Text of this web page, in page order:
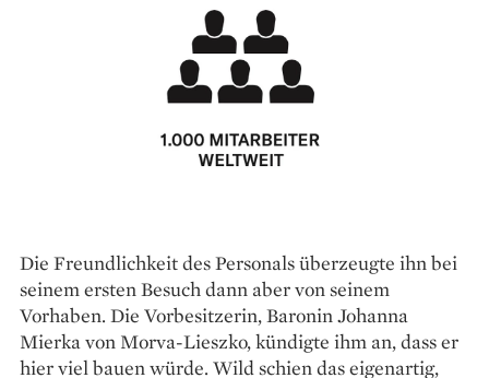
Die Freundlichkeit des Personals überzeugte ihn bei
seinem ersten Besuch dann aber von seinem
Vorhaben. Die Vorbesitzerin, Baronin Johanna
Mierka von Morva-Lieszko, kündigte ihm an, dass er
hier viel bauen würde. Wild schien das eigenartig,